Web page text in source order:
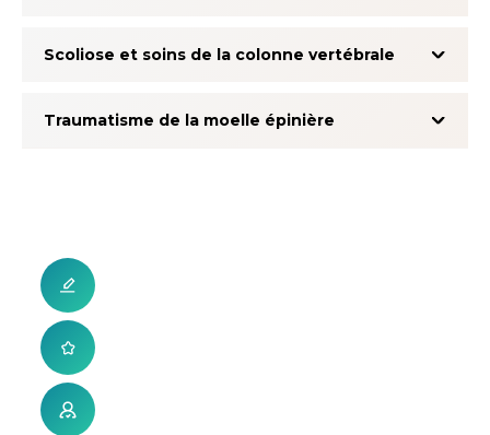
Scoliose et soins de la colonne vertébrale
Traumatisme de la moelle épinière